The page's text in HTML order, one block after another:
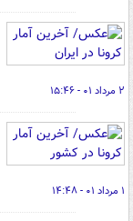
۲ مرداد ۰۱ - ۱۵:۴۶
۱ مرداد ۰۱ - ۱۴:۴۸